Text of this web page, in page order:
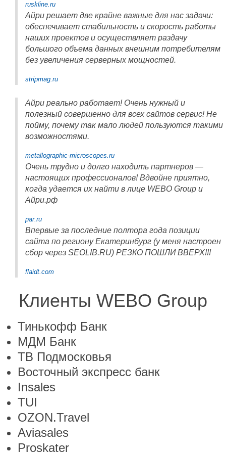
ruskline.ru
Айри решает две крайне важные для нас задачи:
обеспечивает стабильность и скорость работы
наших проектов и осуществляет раздачу
большого объема данных внешним потребителям
без увеличения серверных мощностей.
stripmag.ru
Айри реально работает! Очень нужный и
полезный совершенно для всех сайтов сервис! Не
пойму, почему так мало людей пользуются такими
возможностями.
metallographic-microscopes.ru
Очень трудно и долго находить партнеров —
настоящих профессионалов! Вдвойне приятно,
когда удается их найти в лице WEBO Group и
Айри.рф
par.ru
Впервые за последние полтора года позиции
сайта по региону Екатеринбург (у меня настроен
сбор через SEOLIB.RU) РЕЗКО ПОШЛИ ВВЕРХ!!!
flaidt.com
Клиенты WEBO Group
Тинькофф Банк
МДМ Банк
ТВ Подмосковья
Восточный экспресс банк
Insales
TUI
OZON.Travel
Aviasales
Proskater